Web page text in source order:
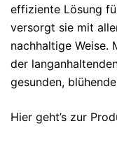
effiziente Lösung
versorgt sie mit
nachhaltige Weise.
der
gesunden,
Hier geht’s zur